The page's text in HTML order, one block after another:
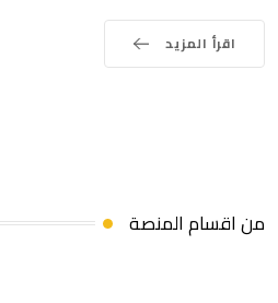
اقرأ المزيد
من اقسام المنصة